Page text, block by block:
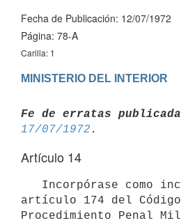
Fecha de Publicación: 12/07/1972
Página: 78-A
Carilla: 1
MINISTERIO DEL INTERIOR
Fe de erratas
17/07/1972
Artículo 14
artículo 174 del
Procedimiento Penal